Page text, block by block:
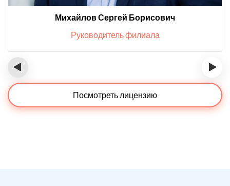
Михайлов Сергей Борисович
Руководитель филиала
‹ ›
Посмотреть лицензию